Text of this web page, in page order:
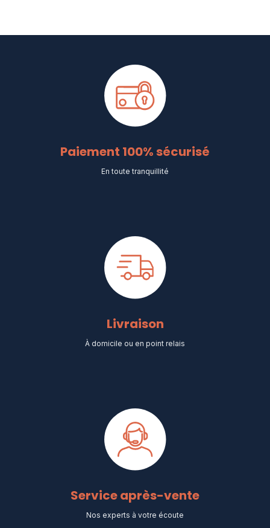
Paiement 100% sécurisé
En toute tranquillité
Livraison
À domicile ou en point relais​
Service après-vente
Nos experts à votre écoute